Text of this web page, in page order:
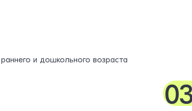
и дошкольного возраста